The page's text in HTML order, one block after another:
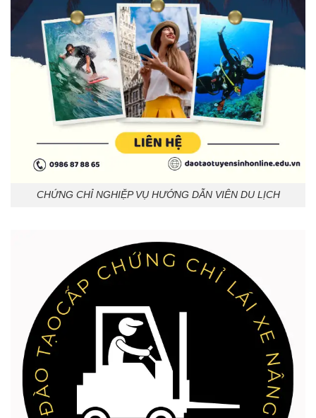
CHỨNG CHỈ NGHIỆP VỤ HƯỚNG DẪN VIÊN DU LỊCH